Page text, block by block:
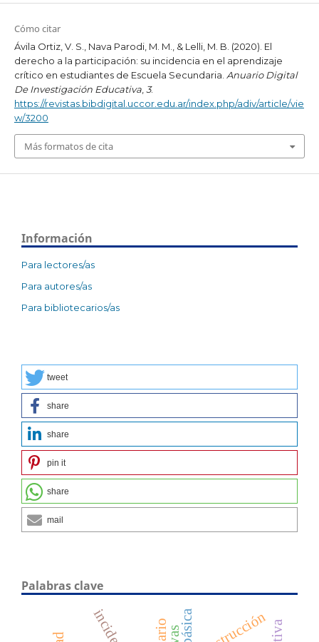
Cómo citar
Ávila Ortiz, V. S., Nava Parodi, M. M., & Lelli, M. B. (2020). El
derecho a la participación: su incidencia en el aprendizaje
crítico en estudiantes de Escuela Secundaria. Anuario Digital
De Investigación Educativa, 3.
https://revistas.bibdigital.uccor.edu.ar/index.php/adiv/article/vie
w/3200
Más formatos de cita
Información
Para lectores/as
Para autores/as
Para bibliotecarios/as
tweet
share
share
pin it
share
mail
Palabras clave